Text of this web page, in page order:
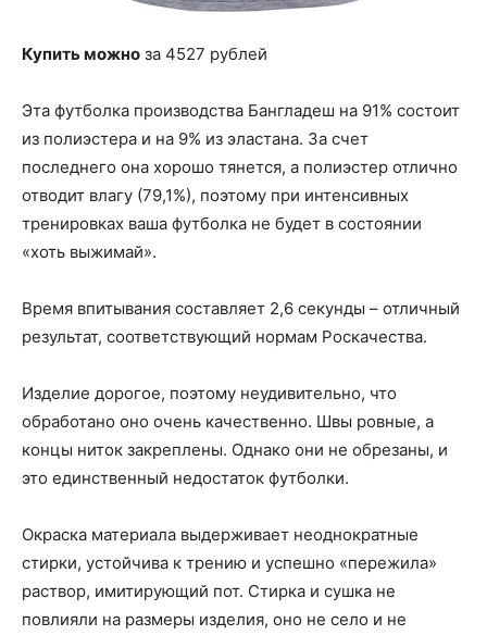
Купить можно за 4527 рублей
Эта футболка производства Бангладеш на 91% состоит
из полиэстера и на 9% из эластана. За счет
последнего она хорошо тянется, а полиэстер отлично
отводит влагу (79,1%), поэтому при интенсивных
тренировках ваша футболка не будет в состоянии
«хоть выжимай».
Время впитывания составляет 2,6 секунды – отличный
результат, соответствующий нормам Роскачества.
Изделие дорогое, поэтому неудивительно, что
обработано оно очень качественно. Швы ровные, а
концы ниток закреплены. Однако они не обрезаны, и
это единственный недостаток футболки.
Окраска материала выдерживает неоднократные
стирки, устойчива к трению и успешно «пережила»
раствор, имитирующий пот. Стирка и сушка не
повлияли на размеры изделия, оно не село и не